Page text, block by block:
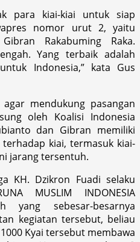
para kiai-kiai untuk siap
nomor urut 2, yaitu
Rakabuming Raka.
Yang terbaik adalah
Indonesia,” kata Gus
mendukung pasangan
oleh Koalisi Indonesia
dan Gibran memiliki
kiai, termasuk kiai-
jarang tersentuh.
KH. Dzikron Fuadi selaku
MUSLIM INDONESIA
yang sebesar-besarnya
kegiatan tersebut, beliau
Kyai tersebut membawa